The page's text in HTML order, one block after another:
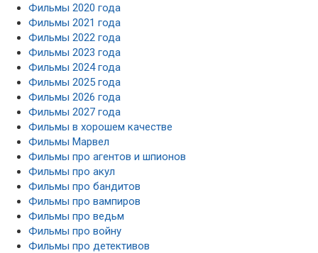
Фильмы 2020 года
Фильмы 2021 года
Фильмы 2022 года
Фильмы 2023 года
Фильмы 2024 года
Фильмы 2025 года
Фильмы 2026 года
Фильмы 2027 года
Фильмы в хорошем качестве
Фильмы Марвел
Фильмы про агентов и шпионов
Фильмы про акул
Фильмы про бандитов
Фильмы про вампиров
Фильмы про ведьм
Фильмы про войну
Фильмы про детективов